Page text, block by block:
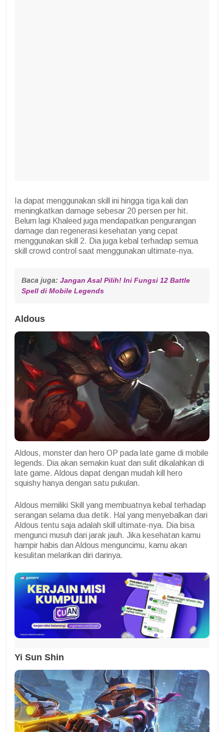
Ia dapat menggunakan skill ini hingga tiga kali dan
meningkatkan damage sebesar 20 persen per hit.
Belum lagi Khaleed juga mendapatkan pengurangan
damage dan regenerasi kesehatan yang cepat
menggunakan skill 2. Dia juga kebal terhadap semua
skill crowd control saat menggunakan ultimate-nya.
Baca juga: Jangan Asal Pilih! Ini Fungsi 12 Battle
Spell di Mobile Legends
Aldous
Aldous, monster dan hero OP pada late game di mobile
legends. Dia akan semakin kuat dan sulit dikalahkan di
late game. Aldous dapat dengan mudah kill hero
squishy hanya dengan satu pukulan.
Aldous memiliki Skill yang membuatnya kebal terhadap
serangan selama dua detik. Hal yang menyebalkan dari
Aldous tentu saja adalah skill ultimate-nya. Dia bisa
mengunci musuh dari jarak jauh. Jika kesehatan kamu
hampir habis dan Aldous menguncimu, kamu akan
kesulitan melarikan diri darinya.
Yi Sun Shin